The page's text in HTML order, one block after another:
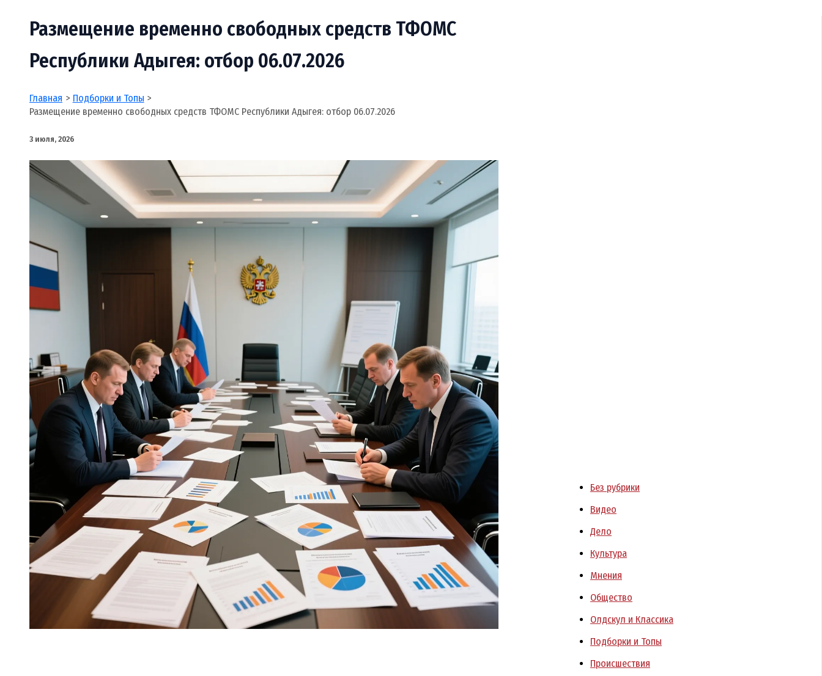
Размещение временно свободных средств ТФОМС
Республики Адыгея: отбор 06.07.2026
Главная
Подборки и Топы
Размещение временно свободных средств ТФОМС Республики Адыгея: отбор 06.07.2026
3 июля, 2026
Без рубрики
Видео
Дело
Культура
Мнения
Общество
Олдскул и Классика
Подборки и Топы
Происшествия